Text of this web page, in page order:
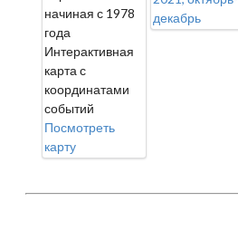
начиная с 1978
года
Интерактивная
карта с
координатами
событий
Посмотреть
карту
декабрь